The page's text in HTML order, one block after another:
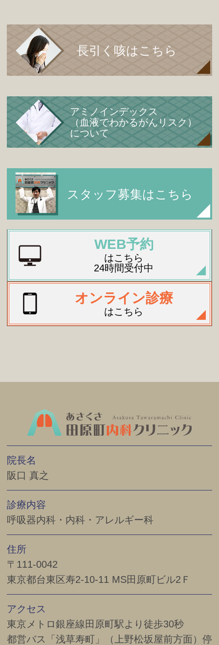
長引く咳はこちら
アミノインデックス
（血液でわかるがんリスク）
について
スタッフ募集はこちら
WEB予約
はこちら
24時間受付中
オンライン診療
はこちら
院長名
阪口 真之
診療内容
呼吸器内科・内科・アレルギー科
住所
〒111-0042
東京都台東区寿2-10-11 MS田原町ビル2Ｆ
アクセス
東京メトロ銀座線 田原町駅より徒歩30秒
都営バス「浅草寿町」（上野松坂屋前方面）停